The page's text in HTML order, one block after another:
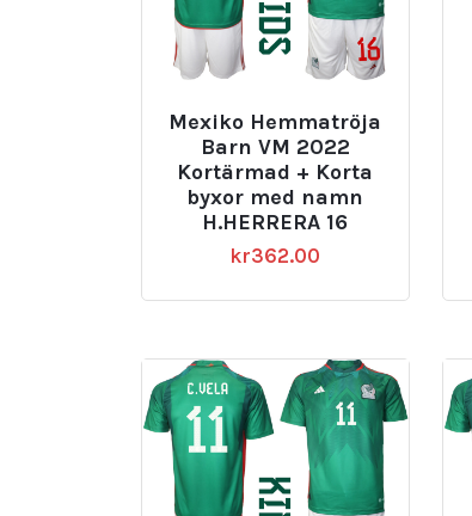
Mexiko Hemmatröja
Barn VM 2022
Kortärmad + Korta
byxor med namn
H.HERRERA 16
kr362.00